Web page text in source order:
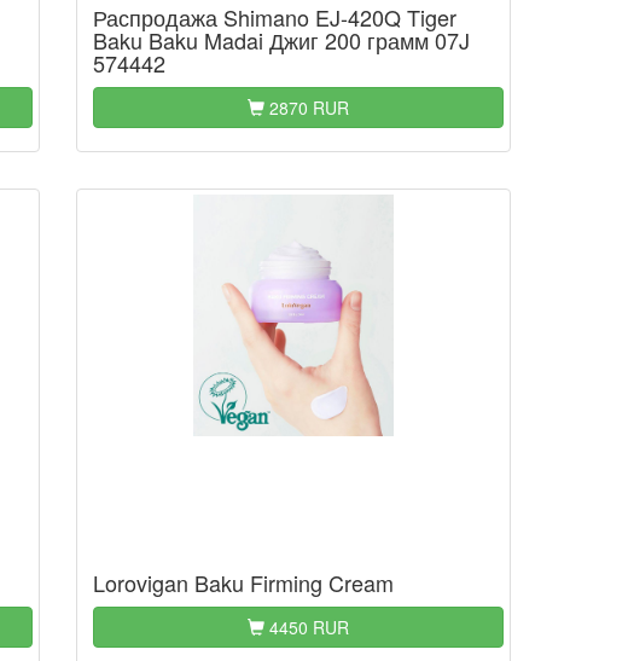
Распродажа Shimano EJ-420Q Tiger
Baku Baku Madai Джиг 200 грамм 07J
574442
2870 RUR
Lorovigan Baku Firming Cream
4450 RUR